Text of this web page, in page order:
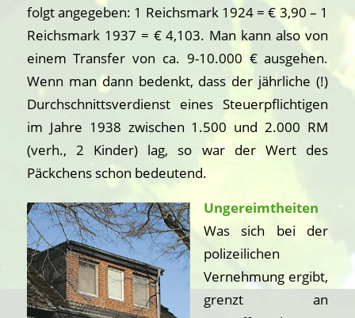
folgt angegeben: 1 Reichsmark 1924 = € 3,90 – 1
Reichsmark 1937 = € 4,103. Man kann also von
einem Transfer von ca. 9-10.000 € ausgehen.
Wenn man dann bedenkt, dass der jährliche (!)
Durchschnittsverdienst eines Steuerpflichtigen
im Jahre 1938 zwischen 1.500 und 2.000 RM
(verh., 2 Kinder) lag, so war der Wert des
Päckchens schon bedeutend.
Ungereimtheiten
Was sich bei der
polizeilichen
Vernehmung ergibt,
grenzt an